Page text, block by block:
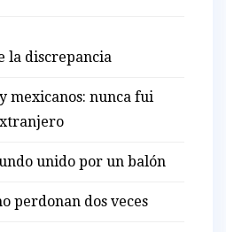
la discrepancia
mexicanos: nunca fui
unido por un balón
perdonan dos veces